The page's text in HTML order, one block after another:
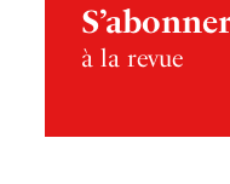
S’abonner
à la revue